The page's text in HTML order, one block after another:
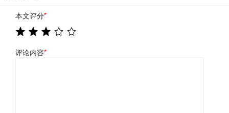
本文评分*
评论内容*